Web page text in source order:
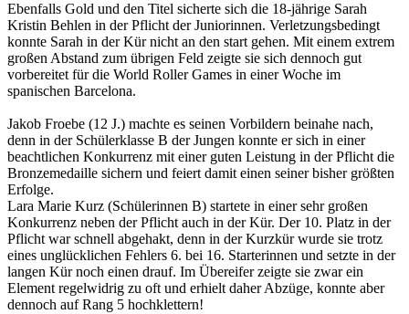
Ebenfalls Gold und den Titel sicherte sich die 18-jährige Sarah
Kristin Behlen in der Pflicht der Juniorinnen. Verletzungsbedingt
konnte Sarah in der Kür nicht an den start gehen. Mit einem extrem
großen Abstand zum übrigen Feld zeigte sie sich dennoch gut
vorbereitet für die World Roller Games in einer Woche im
spanischen Barcelona.
Jakob Froebe (12 J.) machte es seinen Vorbildern beinahe nach,
denn in der Schülerklasse B der Jungen konnte er sich in einer
beachtlichen Konkurrenz mit einer guten Leistung in der Pflicht die
Bronzemedaille sichern und feiert damit einen seiner bisher größten
Erfolge.
Lara Marie Kurz (Schülerinnen B) startete in einer sehr großen
Konkurrenz neben der Pflicht auch in der Kür. Der 10. Platz in der
Pflicht war schnell abgehakt, denn in der Kurzkür wurde sie trotz
eines unglücklichen Fehlers 6. bei 16. Starterinnen und setzte in der
langen Kür noch einen drauf. Im Übereifer zeigte sie zwar ein
Element regelwidrig zu oft und erhielt daher Abzüge, konnte aber
dennoch auf Rang 5 hochklettern!